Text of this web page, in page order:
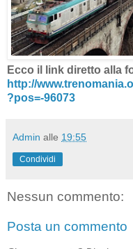
Ecco il link diretto alla
http://
?pos=-96073
Admin alle 19:55
Condividi
Nessun commento:
Posta un commento